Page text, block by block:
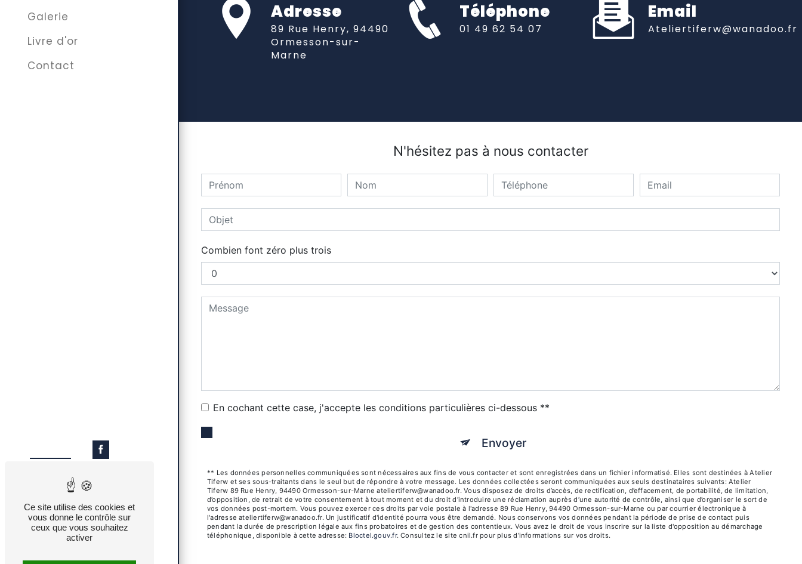
Galerie
Livre d'or
Contact
Adresse
89 Rue Henry, 94490
Ormesson-sur-
Marne
Téléphone
01 49 62 54 07
Email
ateliertiferw@wanadoo.fr
N'hésitez pas à nous contacter
Combien font zéro plus trois
En cochant cette case, j'accepte les conditions particulières ci-dessous **
Envoyer
** Les données personnelles communiquées sont nécessaires aux fins de vous contacter et sont enregistrées dans un fichier informatisé. Elles sont destinées à Atelier
Tiferw et ses sous-traitants dans le seul but de répondre à votre message. Les données collectées seront communiquées aux seuls destinataires suivants: Atelier
Tiferw 89 Rue Henry, 94490 Ormesson-sur-Marne ateliertiferw@wanadoo.fr. Vous disposez de droits d’accès, de rectification, d’effacement, de portabilité, de limitation,
d’opposition, de retrait de votre consentement à tout moment et du droit d’introduire une réclamation auprès d’une autorité de contrôle, ainsi que d’organiser le sort de
vos données post-mortem. Vous pouvez exercer ces droits par voie postale à l'adresse 89 Rue Henry, 94490 Ormesson-sur-Marne ou par courrier électronique à
l'adresse ateliertiferw@wanadoo.fr. Un justificatif d'identité pourra vous être demandé. Nous conservons vos données pendant la période de prise de contact puis
pendant la durée de prescription légale aux fins probatoires et de gestion des contentieux. Vous avez le droit de vous inscrire sur la liste d'opposition au démarchage
téléphonique, disponible à cette adresse:
Bloctel.gouv.fr. Consultez le site cnil.fr pour plus d’informations sur vos droits.
Ce site utilise des cookies et
vous donne le contrôle sur
ceux que vous souhaitez
activer